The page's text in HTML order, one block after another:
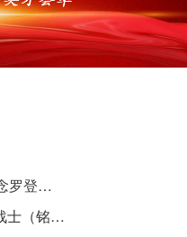
​ “始终要为无产阶级利益奋斗” ——纪念罗登贤同志诞辰120周年
李竹如：以笔为刃、以墨为枪的新闻战士（铭记历史 缅怀先烈·抗日英雄）